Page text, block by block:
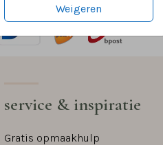
Weigeren
service & inspiratie
Gratis opmaakhulp